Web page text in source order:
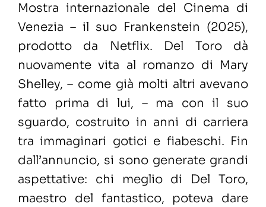
Mostra internazionale del Cinema di
Venezia – il suo Frankenstein (2025),
prodotto da Netflix. Del Toro dà
nuovamente vita al romanzo di Mary
Shelley, – come già molti altri avevano
fatto prima di lui, – ma con il suo
sguardo, costruito in anni di carriera
tra immaginari gotici e fiabeschi. Fin
dall’annuncio, si sono generate grandi
aspettative: chi meglio di Del Toro,
maestro del fantastico, poteva dare